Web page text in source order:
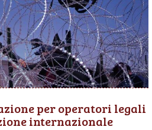
per operatori legali
internazionale